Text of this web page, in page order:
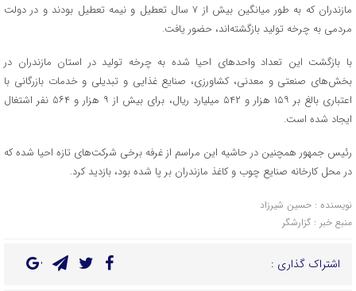
مازندران که به طور میانگین بیش از ۷ سال تعطیل و نیمه تعطیل بودند و در دولت
مردمی به چرخه تولید بازگشته‌اند، حضور یافت.
با بازگشت این تعداد واحدهای احیا شده به چرخه تولید در استان مازندران در
بخش‌های صنعتی و معدنی، کشاورزی، صنایع غذایی و تبدیلی و خدمات بازرگانی با
اعتباری بالغ بر ۱۵۹ هزار و ۵۴۲ میلیارد ریال، برای بیش از ۹ هزار و ۵۶۴ نفر اشتغال
ایجاد شده است.
رئیس جمهور همچنین در حاشیه این مراسم از غرفه برخی شرکت‌های تازه احیا شده که
در محل کارخانه صنایع چوب و کاغذ مازندران بر پا شده بود، بازدید کرد.
نویسنده : حسین شیرزاد
منبع خبر : گزارشگر
اشتراک گذاری :